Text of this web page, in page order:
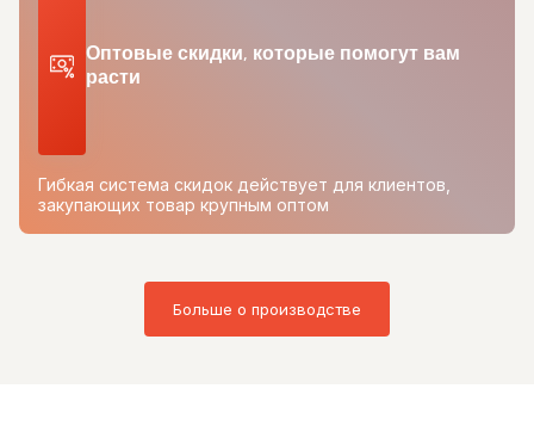
Оптовые скидки, которые помогут вам
расти
Гибкая система скидок действует для клиентов,
закупающих товар крупным оптом
Больше о производстве